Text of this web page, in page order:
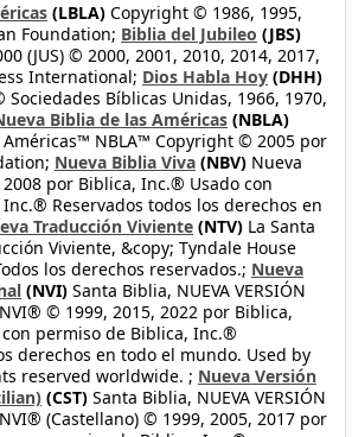
(LBLA) Copyright © 1986, 1995,
Foundation; Biblia del Jubileo (JBS)
(JUS) © 2000, 2001, 2010, 2014, 2017,
International; Dios Habla Hoy (DHH)
Bíblicas Unidas, 1966, 1970,
Biblia de las Américas (NBLA)
NBLA™ Copyright © 2005 por
Nueva Biblia Viva (NBV) Nueva
por Biblica, Inc.® Usado con
Reservados todos los derechos en
Traducción Viviente (NTV) La Santa
Viviente, &copy; Tyndale House
los derechos reservados.; Nueva
(NVI) Santa Biblia, NUEVA VERSIÓN
© 1999, 2015, 2022 por Biblica,
permiso de Biblica, Inc.®
derechos en todo el mundo. Used by
reserved worldwide. ; Nueva Versión
(CST) Santa Biblia, NUEVA VERSIÓN
(Castellano) © 1999, 2005, 2017 por